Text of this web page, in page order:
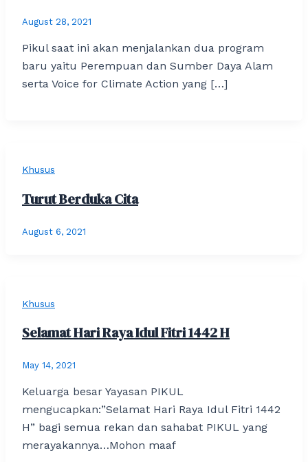
August 28, 2021
Pikul saat ini akan menjalankan dua program
baru yaitu Perempuan dan Sumber Daya Alam
serta Voice for Climate Action yang […]
Khusus
Turut Berduka Cita
August 6, 2021
Khusus
Selamat Hari Raya Idul Fitri 1442 H
May 14, 2021
Keluarga besar Yayasan PIKUL
mengucapkan:”Selamat Hari Raya Idul Fitri 1442
H” bagi semua rekan dan sahabat PIKUL yang
merayakannya…Mohon maaf